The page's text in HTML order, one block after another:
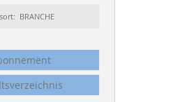
BRANCHE